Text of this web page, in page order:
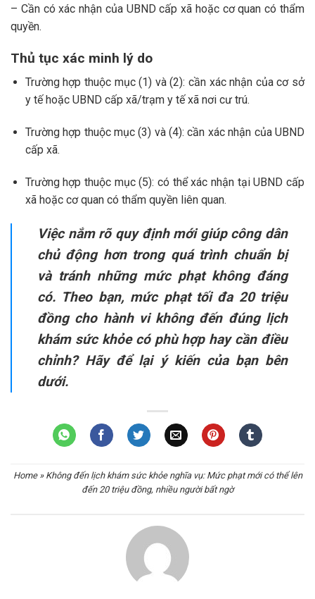
– Cần có xác nhận của UBND cấp xã hoặc cơ quan có thẩm
quyền.
Thủ tục xác minh lý do
Trường hợp thuộc mục (1) và (2): cần xác nhận của cơ sở
y tế hoặc UBND cấp xã/trạm y tế xã nơi cư trú.
Trường hợp thuộc mục (3) và (4): cần xác nhận của UBND
cấp xã.
Trường hợp thuộc mục (5): có thể xác nhận tại UBND cấp
xã hoặc cơ quan có thẩm quyền liên quan.
Việc nắm rõ quy định mới giúp công dân
chủ động hơn trong quá trình chuẩn bị
và tránh những mức phạt không đáng
có. Theo bạn, mức phạt tối đa 20 triệu
đồng cho hành vi không đến đúng lịch
khám sức khỏe có phù hợp hay cần điều
chỉnh? Hãy để lại ý kiến của bạn bên
dưới.
Home» Không đến lịch khám sức khỏe nghĩa vụ: Mức phạt mới có thể lên
đến 20 triệu đồng, nhiều người bất ngờ